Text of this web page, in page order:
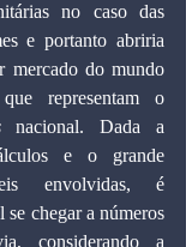
no caso das
e portanto abriria
mercado do mundo
nacional. Dada a
e o grande
envolvidas, é
se chegar a números
considerando a